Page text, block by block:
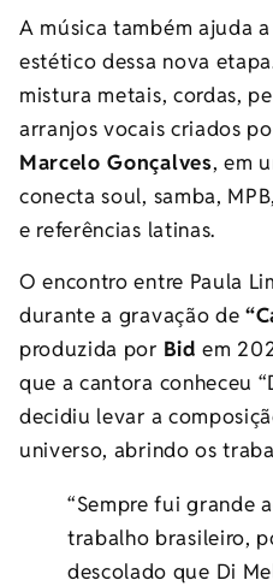
A música também ajuda
estético dessa nova
mistura metais, cordas,
arranjos vocais criados
Marcelo Gonçalves, em
conecta soul, samba,
e referências latinas.
O encontro entre Paula
durante a gravação de
produzida por Bid em
que a cantora conheceu
decidiu levar a
universo, abrindo os
“Sempre fui grande
trabalho brasileiro,
descolado que Di